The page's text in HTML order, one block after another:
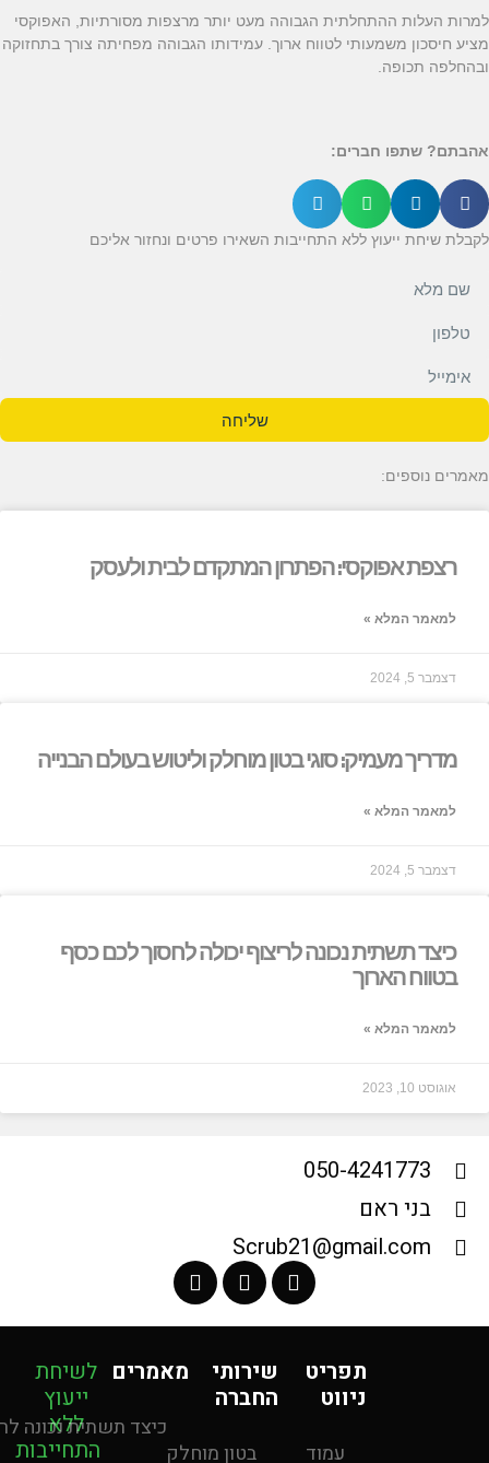
למרות העלות ההתחלתית הגבוהה מעט יותר מרצפות מסורתיות, האפוקסי
מציע חיסכון משמעותי לטווח ארוך. עמידותו הגבוהה מפחיתה צורך בתחזוקה
ובהחלפה תכופה.
אהבתם? שתפו חברים:
לקבלת שיחת ייעוץ ללא התחייבות השאירו פרטים ונחזור אליכם
שליחה
מאמרים נוספים:
רצפת אפוקסי: הפתרון המתקדם לבית ולעסק
למאמר המלא »
דצמבר 5, 2024
מדריך מעמיק: סוגי בטון מוחלק וליטוש בעולם הבנייה
למאמר המלא »
דצמבר 5, 2024
כיצד תשתית נכונה לריצוף יכולה לחסוך לכם כסף
בטווח הארוך
למאמר המלא »
אוגוסט 10, 2023
050-4241773
בני ראם
Scrub21@gmail.com
תפריט
ניווט
עמוד
שירותי
החברה
בטון מוחלק
מאמרים
כיצד תשתית נכונה
לשיחת
ייעוץ
ללא
התחייבות